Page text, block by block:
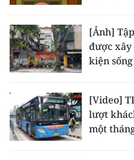
[Ảnh]
được
kiện
[Video]
lượt
một